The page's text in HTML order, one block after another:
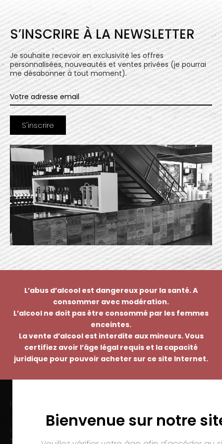
S’INSCRIRE À LA NEWSLETTER
Je souhaite recevoir en exclusivité les offres
personnalisées, nouveautés et ventes privées (je pourrai
me désabonner à tout moment).
L’abus d’alcool est dangereux pour la santé. A
consommer avec modération.
L’alcool ne doit pas être consommé par les femmes
enceintes.
La vente d’alcool est interdite aux mineurs. Vous
certifiez avoir l’âge légal requis et la capacité
juridique pour pouvoir acheter sur ce site Internet.
Bienvenue sur notre
EMMANUEL NASTI
7 avenue Pierre Pflimlin – ZAC Espale
Tél. :
03 89 46 50 35